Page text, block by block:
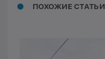
ПОХОЖИЕ СТАТЬИ